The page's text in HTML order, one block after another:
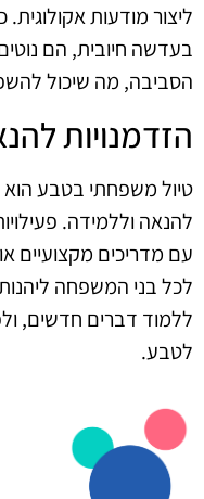
ליצור מודעות
בעדשה חיובית, הם
הסביבה, מה שיכול
הזדמנויות
טיול משפחתי בטבע
להנאה וללמידה.
עם מדריכים מקצועיים
לכל בני המשפחה
ללמוד דברים חדשים,
לטבע.